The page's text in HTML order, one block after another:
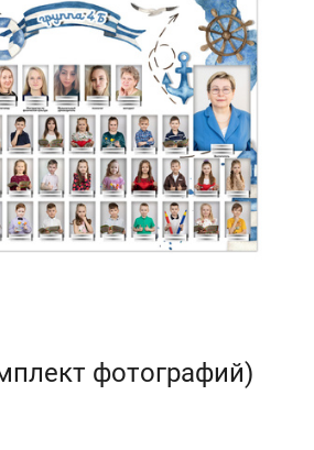
фотографий)